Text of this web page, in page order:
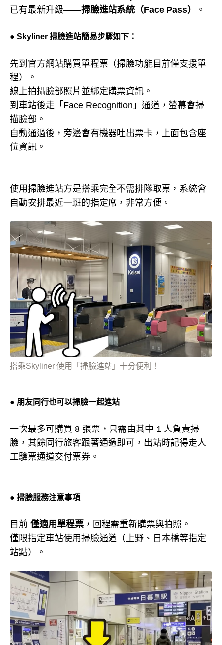
已有最新升級——掃臉進站系統（Face Pass） 。
● Skyliner 掃臉進站簡易步驟如下：
先到官方網站購買單程票（掃臉功能目前僅支援單
程）。
線上拍攝臉部照片並綁定購票資訊。
到車站後走「Face Recognition」通道，螢幕會掃
描臉部。
自動通過後，旁邊會有機器吐出票卡，上面包含座
位資訊。
使用掃臉進站方是搭乘完全不需排隊取票，系統會
自動安排最近一班的指定席，非常方便。
搭乘Skyliner 使用「掃臉進站」十分便利！
● 朋友同行也可以掃臉一起進站
一次最多可購買 8 張票，只需由其中 1 人負責掃
臉，其餘同行旅客跟著通過即可，出站時記得走人
工驗票通道交付票券。
● 掃臉服務注意事項
目前 僅適用單程票 ，回程需重新購票與拍照。
僅限指定車站使用掃臉通道（上野、日本橋等指定
站點）。